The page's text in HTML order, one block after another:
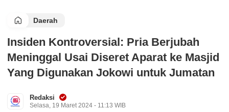
Daerah
Insiden Kontroversial: Pria Berjubah
Meninggal Usai Diseret Aparat ke Masjid
Yang Digunakan Jokowi untuk Jumatan
Redaksi
Selasa, 19 Maret 2024 - 11:13 WIB